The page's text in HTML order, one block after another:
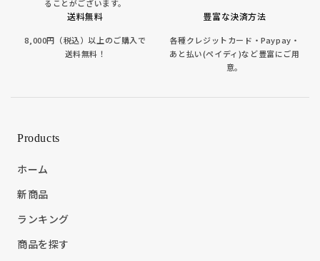
ることがございます。
送料無料
8,000円（税込）以上のご購入で
送料無料！
豊富な決済方法
各種クレジットカード・Paypay・
あと払い(ペイディ)など豊富にご用
意。
Products
ホーム
新商品
ランキング
商品を探す